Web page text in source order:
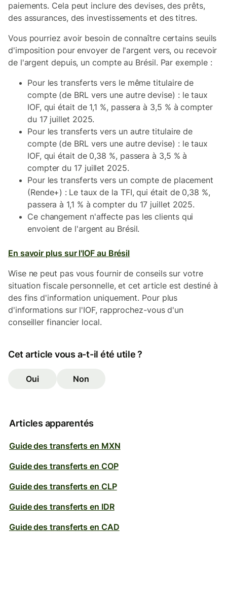
paiements. Cela peut inclure des devises, des prêts,
des assurances, des investissements et des titres.
Vous pourriez avoir besoin de connaître certains seuils
d'imposition pour envoyer de l'argent vers, ou recevoir
de l'argent depuis, un compte au Brésil. Par exemple :
Pour les transferts vers le même titulaire de
compte (de BRL vers une autre devise) : le taux
IOF, qui était de 1,1 %, passera à 3,5 % à compter
du 17 juillet 2025.
Pour les transferts vers un autre titulaire de
compte (de BRL vers une autre devise) : le taux
IOF, qui était de 0,38 %, passera à 3,5 % à
compter du 17 juillet 2025.
Pour les transferts vers un compte de placement
(Rende+) : Le taux de la TFI, qui était de 0,38 %,
passera à 1,1 % à compter du 17 juillet 2025.
Ce changement n'affecte pas les clients qui
envoient de l'argent au Brésil.
En savoir plus sur l'IOF au Brésil
Wise ne peut pas vous fournir de conseils sur votre
situation fiscale personnelle, et cet article est destiné à
des fins d'information uniquement. Pour plus
d'informations sur l'IOF, rapprochez-vous d'un
conseiller financier local.
Cet article vous a-t-il été utile ?
Oui Non
Articles apparentés
Guide des transferts en MXN
Guide des transferts en COP
Guide des transferts en CLP
Guide des transferts en IDR
Guide des transferts en CAD